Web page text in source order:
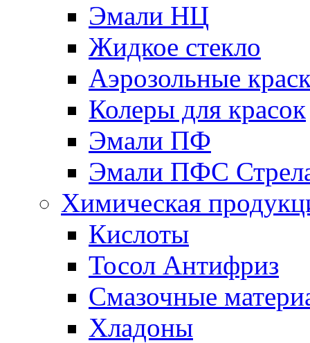
Эмали НЦ
Жидкое стекло
Аэрозольные
Колеры для красок
Эмали ПФ
Эмали ПФС
Химическая
Кислоты
Тосол Антифриз
Смазочные
Хладоны